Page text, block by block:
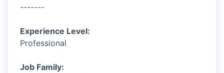
-------
Experience Level:
Professional
Job Family: